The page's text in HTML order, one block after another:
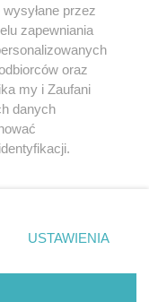
w klimatyzację,
tablice
czy kamery,
drogę i to, co
sięz nami
przez
zapewniania
oraz
my i Zaufani
danych
prywatności
zgody
się takiemu
USTAWIENIA